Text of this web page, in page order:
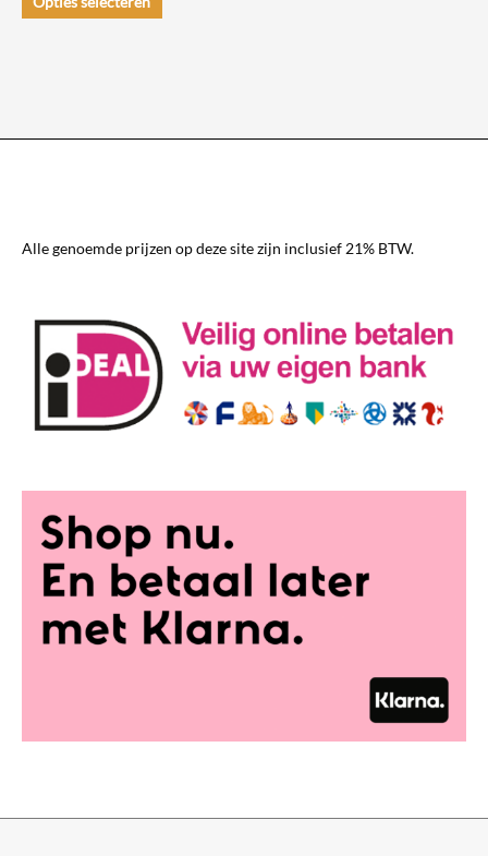
€ 369,00product
productpagina
Alle genoemde prijzen op deze site zijn inclusief 21% BTW.